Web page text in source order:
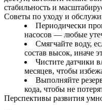
стабильность и
Советы по уходу и
Периодически
насосов — любые
Смягчайте воду,
состав высок, иначе
Чистите датчики
месяцев, чтобы
Выполняйте
кода, чтобы не
Перспективы развития